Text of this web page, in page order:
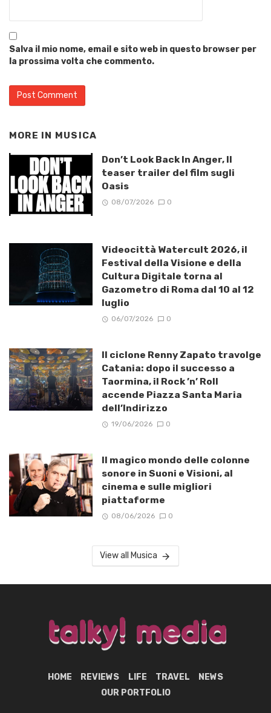
Salva il mio nome, email e sito web in questo browser per
la prossima volta che commento.
MORE IN MUSICA
Don’t Look Back In Anger, Il
teaser trailer del film sugli
Oasis
08/07/2026 0
Videocittà Watercult 2026, il
Festival della Visione e della
Cultura Digitale torna al
Gazometro di Roma dal 10 al 12
luglio
06/07/2026 0
Il ciclone Renny Zapato travolge
Catania: dopo il successo a
Taormina, il Rock ’n’ Roll
accende Piazza Santa Maria
dell’Indirizzo
19/06/2026 0
Il magico mondo delle colonne
sonore in Suoni e Visioni, al
cinema e sulle migliori
piattaforme
08/06/2026 0
View all Musica
HOME REVIEWS LIFE TRAVEL
NEWS
OUR PORTFOLIO